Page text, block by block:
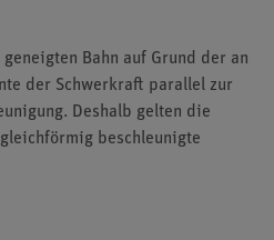
Bahn auf Grund der an
der Schwerkraft parallel zur
Deshalb gelten die
beschleunigte